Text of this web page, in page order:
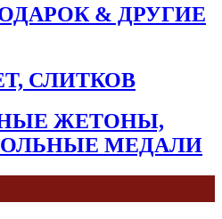
& ДРУГИЕ
СЛИТКОВ
ЖЕТОНЫ,
МЕДАЛИ